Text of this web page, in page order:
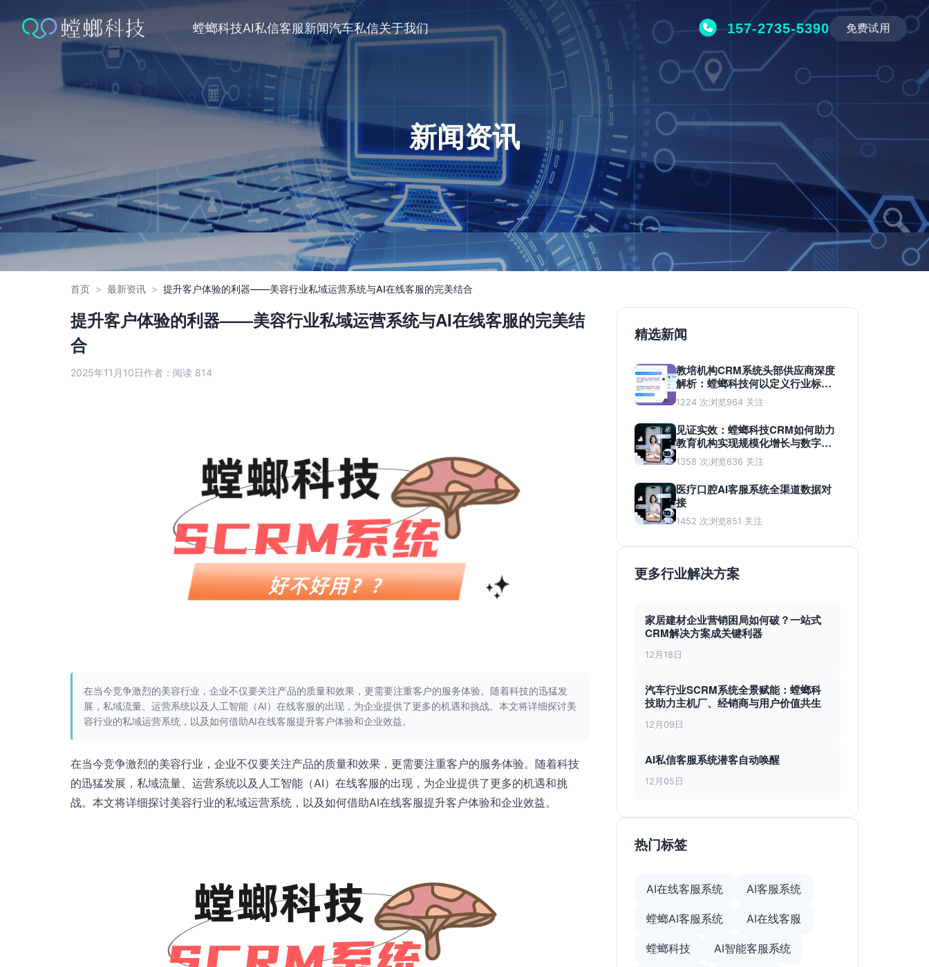
转
螳螂科技AI私信客服新闻汽车私信关于我们 157-2735-5390 免费试用
新闻资讯
首页 > 最新资讯 > 提升客户体验的利器——美容行业私域运营系统与AI在线客服的完美结合
提升客户体验的利器——美容行业私域运营系统与AI在线客服的完美结
合
2025年11月10日作者： 阅读 814
在当今竞争激烈的美容行业，企业不仅要关注产品的质量和效果，更需要注重客户的服务体验。随着科技的迅猛发
展，私域流量、运营系统以及人工智能（AI）在线客服的出现，为企业提供了更多的机遇和挑战。本文将详细探讨美
容行业的私域运营系统，以及如何借助AI在线客服提升客户体验和企业效益。
在当今竞争激烈的美容行业，企业不仅要关注产品的质量和效果，更需要注重客户的服务体验。随着科技
的迅猛发展，私域流量、运营系统以及人工智能（AI）在线客服的出现，为企业提供了更多的机遇和挑
战。本文将详细探讨美容行业的私域运营系统，以及如何借助AI在线客服提升客户体验和企业效益。
精选新闻
教培机构CRM系统头部供应商深度
解析：螳螂科技何以定义行业标
准？
1224 次浏览964 关注
见证实效：螳螂科技CRM如何助力
教育机构实现规模化增长与数字化
蜕变
1358 次浏览636 关注
医疗口腔AI客服系统全渠道数据对
接
1452 次浏览851 关注
更多行业解决方案
家居建材企业营销困局如何破？一站式
CRM解决方案成关键利器
12月18日
汽车行业SCRM系统全景赋能：螳螂科
技助力主机厂、经销商与用户价值共生
12月09日
AI私信客服系统潜客自动唤醒
12月05日
热门标签
AI在线客服系统 AI客服系统
螳螂AI客服系统 AI在线客服
螳螂科技 AI智能客服系统